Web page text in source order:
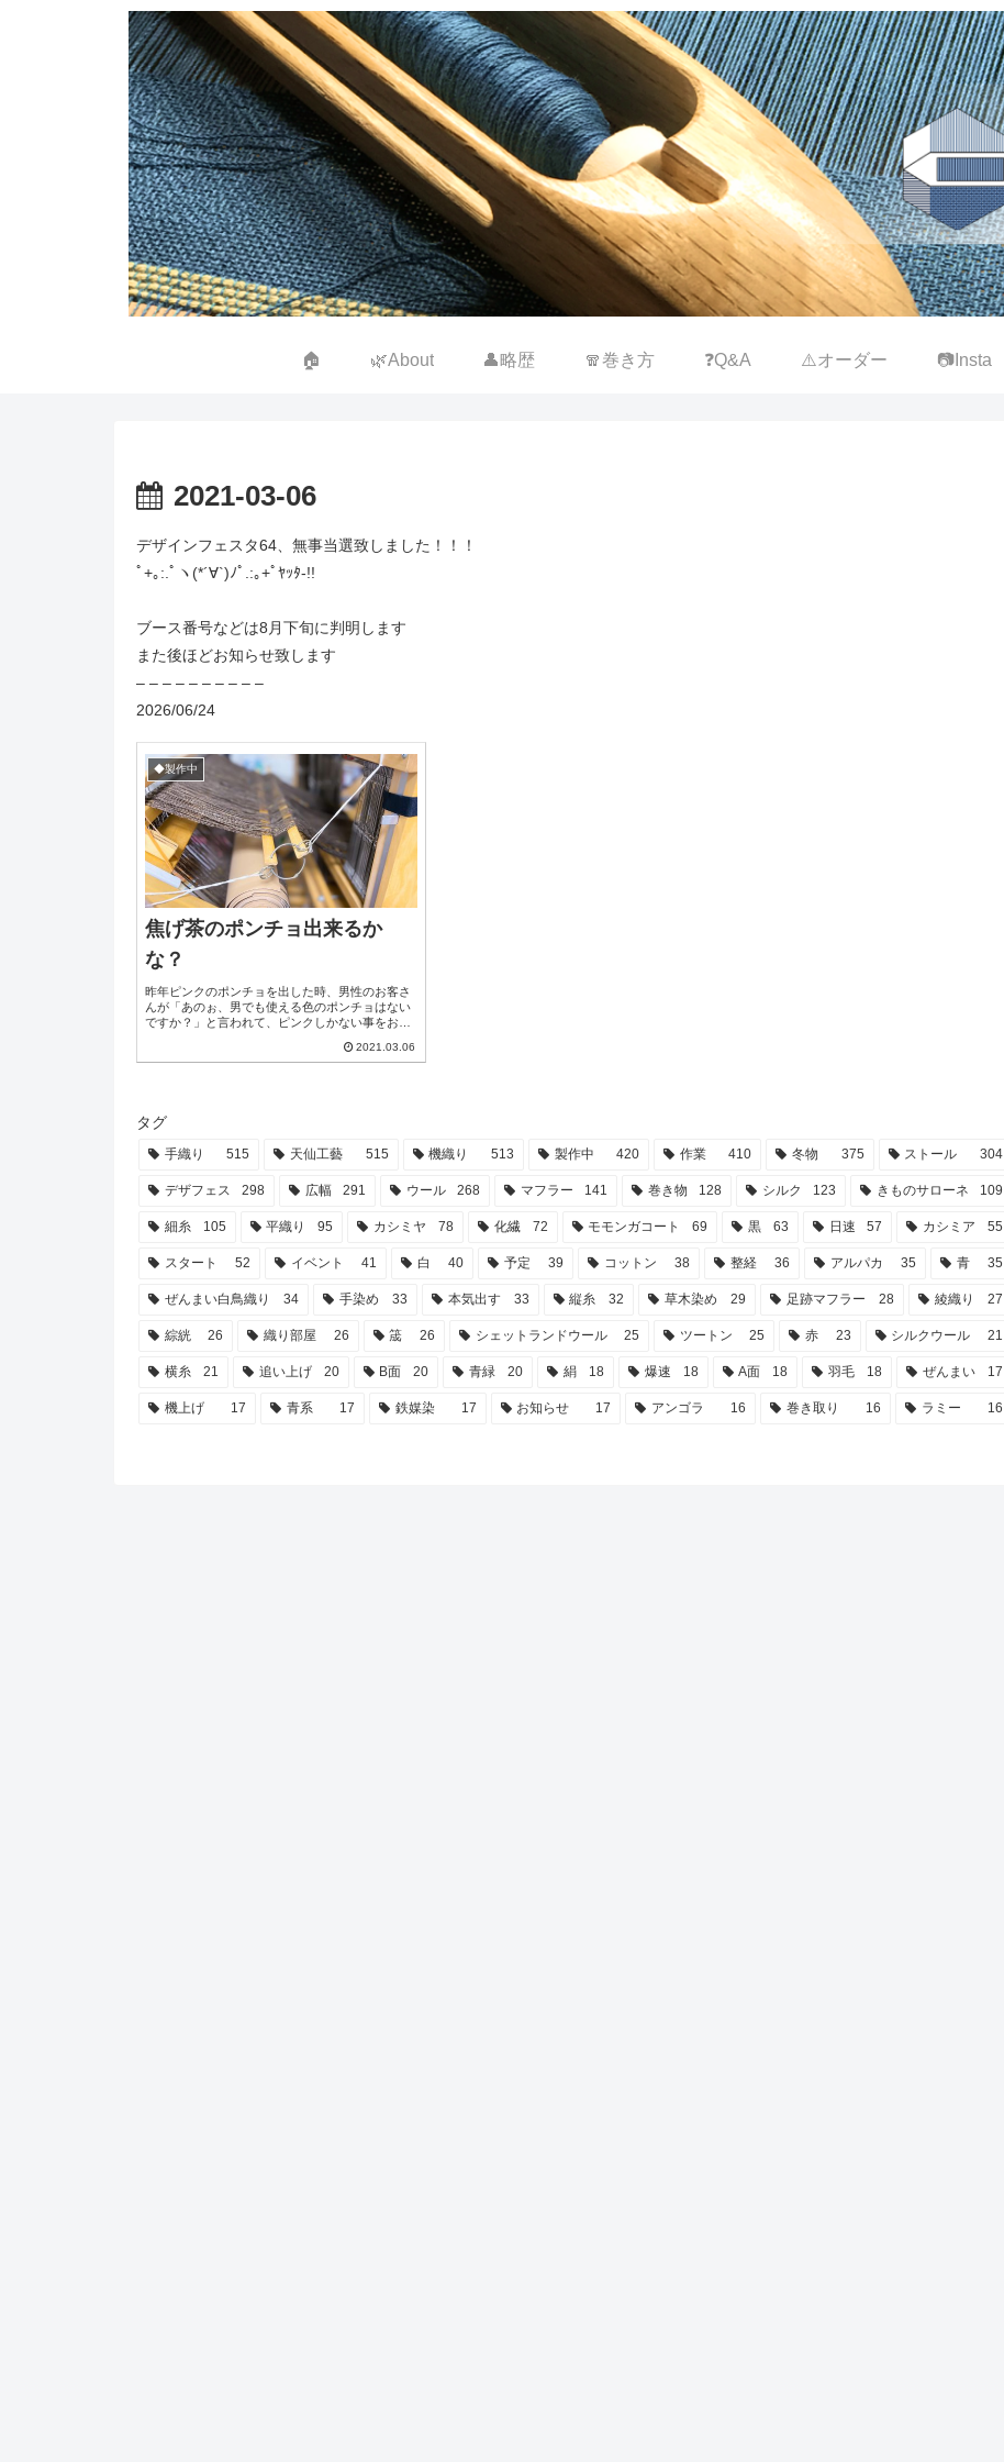
🏠 🌿About 👤略歴 🧣巻き方 ❓Q&A ⚠️オーダー 📷Insta
2021-03-06
デザインフェスタ64、無事当選致しました！！！
ﾟ+｡:.ﾟヽ(*´∀`)ﾉﾟ.:｡+ﾟﾔｯﾀ-!!
ブース番号などは8月下旬に判明します
また後ほどお知らせ致します
– – – – – – – – – –
2026/06/24
◆製作中
焦げ茶のポンチョ出来るか
な？
昨年ピンクのポンチョを出した時、男性のお客さ
んが「あのぉ、男でも使える色のポンチョはない
ですか？」と言われて、ピンクしかない事をお伝
チョ作ってみることにしました！しかも従来とは
作業してる音配信しつつ誰か友達遊びに来...
2021.03.06
タグ
手織り 515 天仙工藝 515 機織り 513 製作中 420 作業 410 冬物 375 ストール 304
デザフェス 298 広幅 291 ウール 268 マフラー 141 巻き物 128 シルク 123 きものサローネ 109
細糸 105 平織り 95 カシミヤ 78 化繊 72 モモンガコート 69 黒 63 日速 57 カシミア 55
スタート 52 イベント 41 白 40 予定 39 コットン 38 整経 36 アルパカ 35 青 35
ぜんまい白鳥織り 34 手染め 33 本気出す 33 縦糸 32 草木染め 29 足跡マフラー 28 綾織り 27
綜絖 26 織り部屋 26 筬 26 シェットランドウール 25 ツートン 25 赤 23 シルクウール 21
横糸 21 追い上げ 20 B面 20 青緑 20 絹 18 爆速 18 A面 18 羽毛 18 ぜんまい 17
機上げ 17 青系 17 鉄媒染 17 お知らせ 17 アンゴラ 16 巻き取り 16 ラミー 16